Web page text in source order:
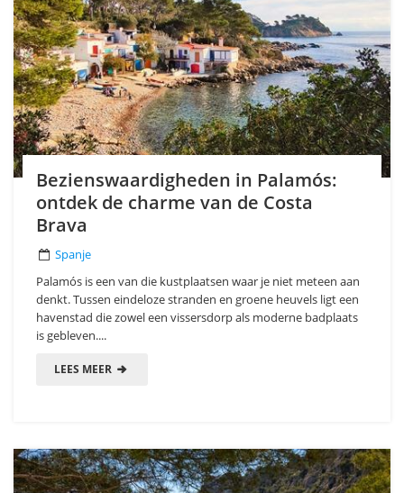
Bezienswaardigheden in Palamós:
ontdek de charme van de Costa
Brava
Spanje
Palamós is een van die kustplaatsen waar je niet meteen aan
denkt. Tussen eindeloze stranden en groene heuvels ligt een
havenstad die zowel een vissersdorp als moderne badplaats
is gebleven....
LEES MEER